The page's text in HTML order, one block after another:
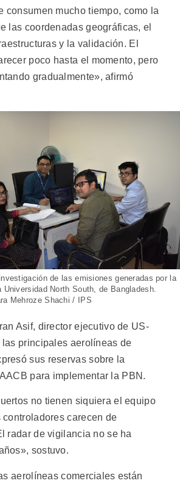
consumen mucho tiempo, como la
las coordenadas geográficas, el
y la validación. El
poco hasta el momento, pero
gradualmente», afirmó
de las emisiones generadas por la
Universidad North South, de Bangladesh.
Mehroze Shachi / IPS
Asif, director ejecutivo de US-
las principales aerolíneas de
sus reservas sobre la
para implementar la PBN.
no tienen siquiera el equipo
controladores carecen de
radar de vigilancia no se ha
sostuvo.
aerolíneas comerciales están